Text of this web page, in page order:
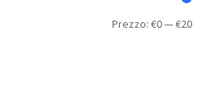
Prezzo: €0—€20